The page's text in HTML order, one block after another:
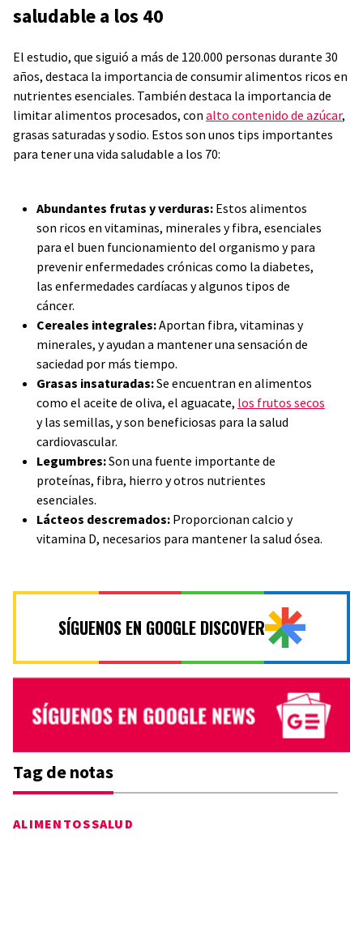
saludable a los 40
El estudio, que siguió a más de 120.000 personas durante 30
años, destaca la importancia de consumir alimentos ricos en
nutrientes esenciales. También destaca la importancia de
limitar alimentos procesados, con alto contenido de azúcar,
grasas saturadas y sodio. Estos son unos tips importantes
para tener una vida saludable a los 70:
Abundantes frutas y verduras:Estos alimentos
son ricos en vitaminas, minerales y fibra, esenciales
para el buen funcionamiento del organismo y para
prevenir enfermedades crónicas como la diabetes,
las enfermedades cardíacas y algunos tipos de
cáncer.
Cereales integrales:Aportan fibra, vitaminas y
minerales, y ayudan a mantener una sensación de
saciedad por más tiempo.
Grasas insaturadas:Se encuentran en alimentos
como el aceite de oliva, el aguacate, los frutos secos
y las semillas, y son beneficiosas para la salud
cardiovascular.
Legumbres:Son una fuente importante de
proteínas, fibra, hierro y otros nutrientes
esenciales.
Lácteos descremados:Proporcionan calcio y
vitamina D, necesarios para mantener la salud ósea.
SÍGUENOS EN GOOGLE DISCOVER
Tag de notas
ALIMENTOSSALUD